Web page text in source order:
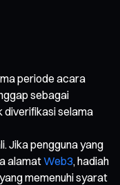
periode acara
sebagai
diverifikasi selama
Jika pengguna yang
alamatWeb3, hadiah
yang memenuhi syarat